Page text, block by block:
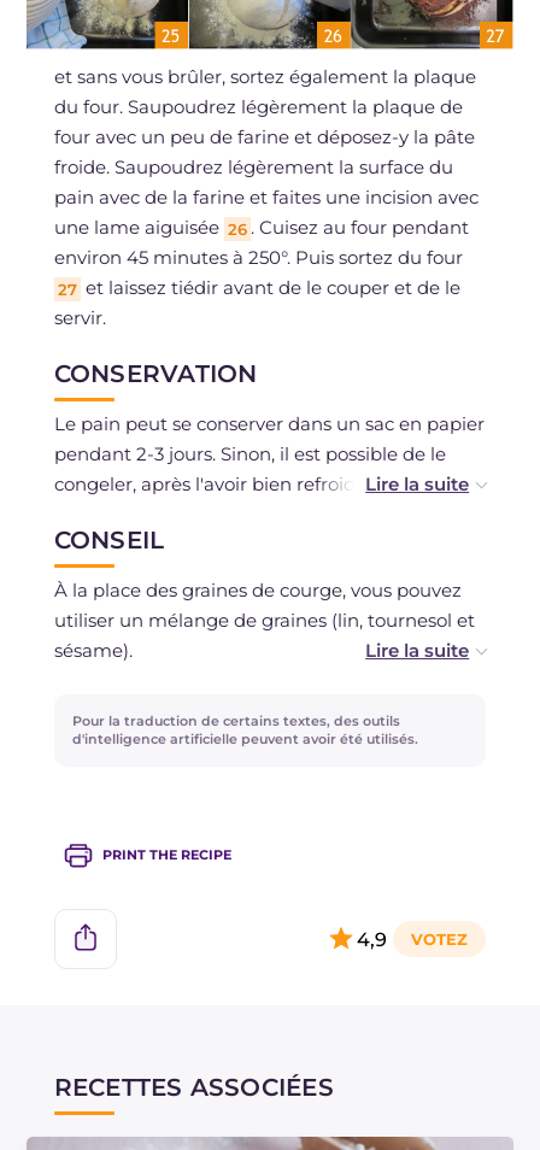
et sans vous brûler, sortez également la plaque
du four. Saupoudrez légèrement la plaque de
four avec un peu de farine et déposez-y la pâte
froide. Saupoudrez légèrement la surface du
pain avec de la farine et faites une incision avec
une lame aiguisée 26 . Cuisez au four pendant
environ 45 minutes à 250°. Puis sortez du four
27 et laissez tiédir avant de le couper et de le
servir.
CONSERVATION
Le pain peut se conserver dans un sac en papier
pendant 2-3 jours. Sinon, il est possible de le
congeler, après l'avoir bien refroidi ou en
CONSEIL
À la place des graines de courge, vous pouvez
utiliser un mélange de graines (lin, tournesol et
sésame).
Nous vous rappelons d'attendre que le pain soit
complètement refroidi avant de le trancher !
Pour la traduction de certains textes, des outils
d'intelligence artificielle peuvent avoir été utilisés.
PRINT THE RECIPE
4,9
RECETTES ASSOCIÉES